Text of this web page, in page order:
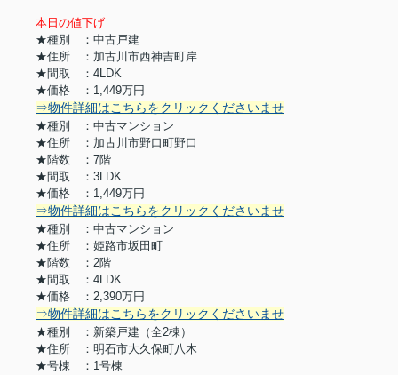
本日の値下げ
★種別 ：中古戸建
★住所 ：加古川市西神吉町岸
★間取 ：4LDK
★価格 ：1,449万円
⇒物件詳細はこちらをクリックくださいませ
★種別 ：中古マンション
★住所 ：加古川市野口町野口
★階数 ：7階
★間取 ：3LDK
★価格 ：1,449万円
⇒物件詳細はこちらをクリックくださいませ
★種別 ：中古マンション
★住所 ：姫路市坂田町
★階数 ：2階
★間取 ：4LDK
★価格 ：2,390万円
⇒物件詳細はこちらをクリックくださいませ
★種別 ：新築戸建（全2棟）
★住所 ：明石市大久保町八木
★号棟 ：1号棟